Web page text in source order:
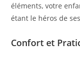
éléments, votre
étant le héros de
Confort et